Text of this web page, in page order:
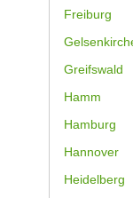
Freiburg
Greifswald
Hamm
Hamburg
Hannover
Heidelberg